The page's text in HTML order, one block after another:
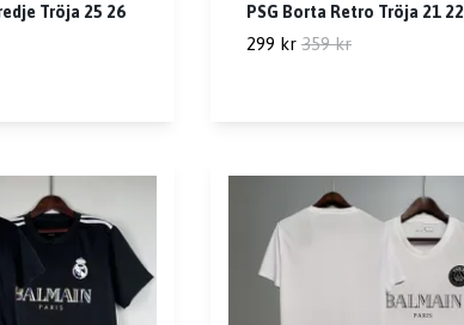
Tröja 25 26 PSG Borta Retro Tröja 21 22
299 kr 359 kr